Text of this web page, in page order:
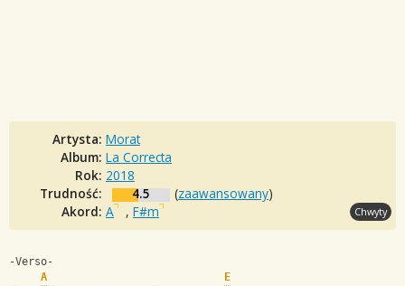
Artysta: Morat
Album: La Correcta
Rok: 2018
Trudność:
4.5 (zaawansowany)
Akord: A , F#m Chwyty
-Verso-
A
E